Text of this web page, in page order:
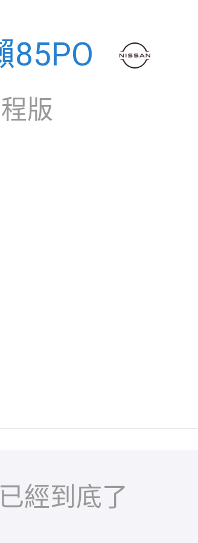
85PO
版
已經到底了